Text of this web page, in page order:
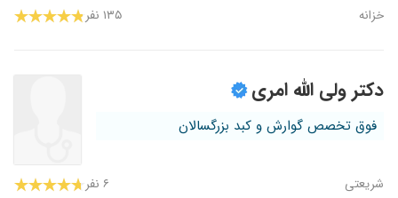
خزانه ۱۳۵ نفر
دکتر ولی الله امری
فوق تخصص گوارش و کبد بزرگسالان
شریعتی ۶ نفر